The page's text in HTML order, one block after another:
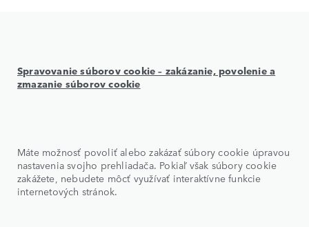
Spravovanie súborov cookie – zakázanie, povolenie a
zmazanie súborov cookie
Máte možnosť povoliť alebo zakázať súbory cookie úpravou
nastavenia svojho prehliadača. Pokiaľ však súbory cookie
zakážete, nebudete môcť využívať interaktívne funkcie
internetových stránok.